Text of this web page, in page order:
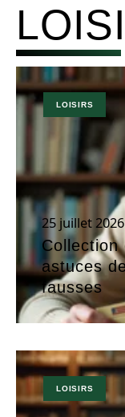
LOISIRS
25 juillet 2026
Collection
astuces
fausses
LOISIRS